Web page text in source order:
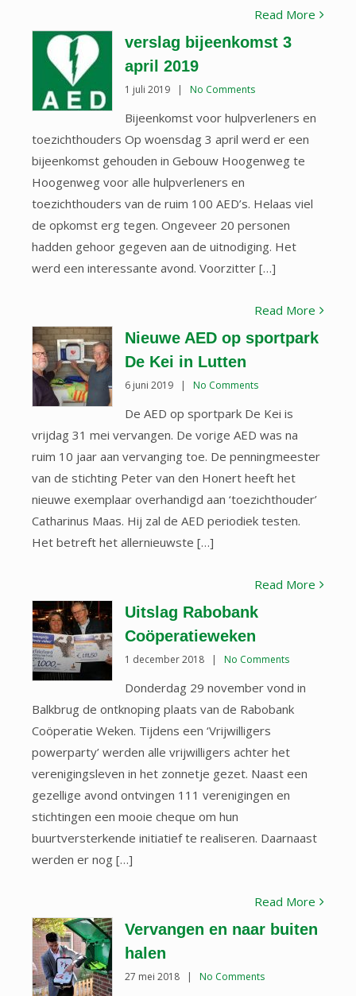
Read More
verslag bijeenkomst 3
april 2019
1 juli 2019 | No Comments
Bijeenkomst voor hulpverleners en
toezichthouders Op woensdag 3 april werd er een
bijeenkomst gehouden in Gebouw Hoogenweg te
Hoogenweg voor alle hulpverleners en
toezichthouders van de ruim 100 AED’s. Helaas viel
de opkomst erg tegen. Ongeveer 20 personen
hadden gehoor gegeven aan de uitnodiging. Het
werd een interessante avond. Voorzitter […]
Read More
Nieuwe AED op sportpark
De Kei in Lutten
6 juni 2019 | No Comments
De AED op sportpark De Kei is
vrijdag 31 mei vervangen. De vorige AED was na
ruim 10 jaar aan vervanging toe. De penningmeester
van de stichting Peter van den Honert heeft het
nieuwe exemplaar overhandigd aan ‘toezichthouder’
Catharinus Maas. Hij zal de AED periodiek testen.
Het betreft het allernieuwste […]
Read More
Uitslag Rabobank
Coöperatieweken
1 december 2018 | No Comments
Donderdag 29 november vond in
Balkbrug de ontknoping plaats van de Rabobank
Coöperatie Weken. Tijdens een ‘Vrijwilligers
powerparty’ werden alle vrijwilligers achter het
verenigingsleven in het zonnetje gezet. Naast een
gezellige avond ontvingen 111 verenigingen en
stichtingen een mooie cheque om hun
buurtversterkende initiatief te realiseren. Daarnaast
werden er nog […]
Read More
Vervangen en naar buiten
halen
27 mei 2018 | No Comments